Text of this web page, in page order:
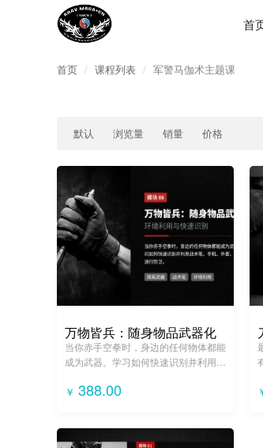
首
首页 课程列表 军警马伽术主题课
默认 浏览量 销量 价格
万物皆兵：随身物品武器化
当你赤手空拳时，身边的任何物体都能
成为武器。学习如何快速识别并利用战
卫。
￥ 388.00